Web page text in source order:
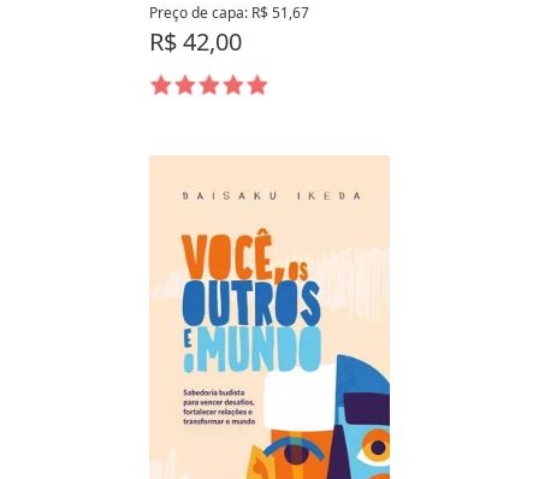
Preço de capa: R$ 51,67
R$ 42,00